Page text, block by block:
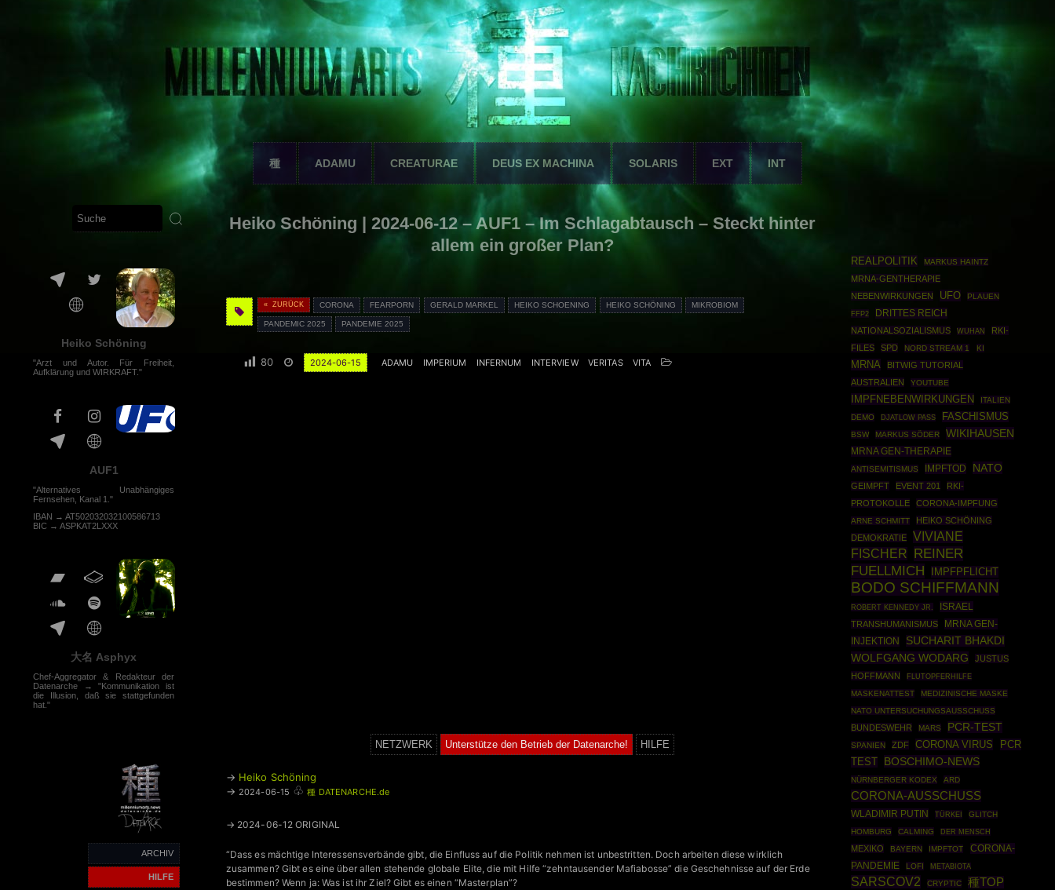
種 ADAMU CREATURAE DEUS EX MACHINA SOLARIS EXT INT
Heiko Schöning
"Arzt und Autor. Für Freiheit,
Aufklärung und WIRKRAFT."
AUF1
"Alternatives Unabhängiges
Fernsehen, Kanal 1."
IBAN → AT502032032100586713
BIC → ASPKAT2LXXX
大名 Asphyx
Chef-Aggregator & Redakteur der
Datenarche → "Kommunikation ist
die Illusion, daß sie stattgefunden
hat."
ARCHIV
HILFE
Heiko Schöning | 2024-06-12 – AUF1 – Im Schlagabtausch – Steckt hinter
allem ein großer Plan?
« ZURÜCK CORONA FEARPORN GERALD MARKEL HEIKO SCHOENING HEIKO SCHÖNING MIKROBIOM
PANDEMIC 2025 PANDEMIE 2025
80 2024-06-15 ADAMU IMPERIUM INFERNUM INTERVIEW VERITAS VITA
NETZWERK Unterstütze den Betrieb der Datenarche! HILFE
→ Heiko Schöning
→ 2024-06-15 ♧ 種 DATENARCHE.de
→ 2024-06-12 ORIGINAL
“Dass es mächtige Interessensverbände gibt, die Einfluss auf die Politik nehmen ist unbestritten. Doch arbeiten diese wirklich
zusammen? Gibt es eine über allen stehende globale Elite, die mit Hilfe “zehntausender Mafiabosse” die Geschehnisse auf der Erde
bestimmen? Wenn ja: Was ist ihr Ziel? Gibt es einen “Masterplan”?
REALPOLITIK MARKUS HAINTZ
MRNA-GENTHERAPIE
NEBENWIRKUNGEN
UFO
PLAUEN
FFP2
DRITTES REICH
NATIONALSOZIALISMUS WUHAN
RKI-
FILES
SPD NORD STREAM 1 KI
MRNA
BITWIG TUTORIAL
AUSTRALIEN
YOUTUBE
IMPFNEBENWIRKUNGEN
ITALIEN
DEMO
DJATLOW PASS FASCHISMUS
BSW MARKUS SÖDER WIKIHAUSEN
MRNA GEN-THERAPIE
ANTISEMITISMUS IMPFTOD NATO
GEIMPFT EVENT 201
RKI-
PROTOKOLLE
CORONA-IMPFUNG
ARNE SCHMITT
HEIKO SCHÖNING
DEMOKRATIE
VIVIANE
FISCHER REINER
FUELLMICH
IMPFPFLICHT
BODO SCHIFFMANN
ROBERT KENNEDY JR. ISRAEL
TRANSHUMANISMUS
MRNA GEN-
INJEKTION
SUCHARIT BHAKDI
WOLFGANG WODARG
JUSTUS
HOFFMANN
FLUTOPFERHILFE
MASKENATTEST
MEDIZINISCHE MASKE
NATO UNTERSUCHUNGSAUSSCHUSS
BUNDESWEHR MARS PCR-TEST
SPANIEN ZDF CORONA VIRUS
PCR
TEST
BOSCHIMO-NEWS
NÜRNBERGER KODEX ARD
CORONA-AUSSCHUSS
WLADIMIR PUTIN TÜRKEI
GLITCH
HOMBURG
CALMING DER MENSCH
MEXIKO BAYERN IMPFTOT
CORONA-
PANDEMIE
LOFI METABIOTA
SARSCOV2 CRYPTIC 種TOP